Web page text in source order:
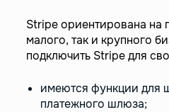
Stripe ориентирована на
малого, так и крупного
подключить Stripe для
имеются функции для
платежного шлюза;